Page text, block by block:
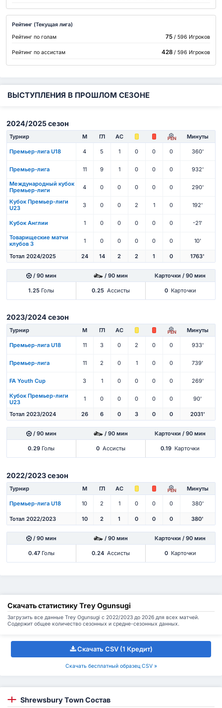
Рейтинг (Текущая лига)
Рейтинг по голам
75/ 596 Игроков
Рейтинг по ассистам 428/ 596 Игроков
ВЫСТУПЛЕНИЯ В ПРОШЛОМ СЕЗОНЕ
2024/2025 сезон
Турнир М ГЛ АС PEN Минуты
Премьер-лига U18 4 5 1 0 0 0 360'
Премьер-лига 11 9 1 0 0 0 932'
Международный кубок
Премьер-лиги
4 0 0 0 0 0 290'
Кубок Премьер-лиги
U23
3 0 0 2 1 0 192'
Кубок Англии 1 0 0 0 0 0 -21'
Товарищеские матчи
клубов 3
1 0 0 0 0 0 10'
Тотал 2024/2025 24 14 2 2 1 0 1763'
/ 90 мин / 90 мин Карточки / 90 мин
1.25 Голы 0.25 Ассисты 0 Карточки
2023/2024 сезон
Турнир М ГЛ АС PEN Минуты
Премьер-лига U18 11 3 0 2 0 0 933'
Премьер-лига 11 2 0 1 0 0 739'
FA Youth Cup 3 1 0 0 0 0 269'
Кубок Премьер-лиги
U23
1 0 0 0 0 0 90'
Тотал 2023/2024 26 6 0 3 0 0 2031'
/ 90 мин / 90 мин Карточки / 90 мин
0.29 Голы 0 Ассисты 0.19 Карточки
2022/2023 сезон
Турнир М ГЛ АС PEN Минуты
Премьер-лига U18 10 2 1 0 0 0 380'
Тотал 2022/2023 10 2 1 0 0 0 380'
/ 90 мин / 90 мин Карточки / 90 мин
0.47Голы 0.24 Ассисты 0 Карточки
Скачать статистику Trey Ogunsugi
Загрузить все данные Trey Ogunsugi с 2022/2023 до 2026 для всех матчей.
Содержит общее количество сезонных и средне-сезонных данных.
Скачать CSV (1 Кредит)
Скачать бесплатный образец CSV »
Shrewsbury Town Состав